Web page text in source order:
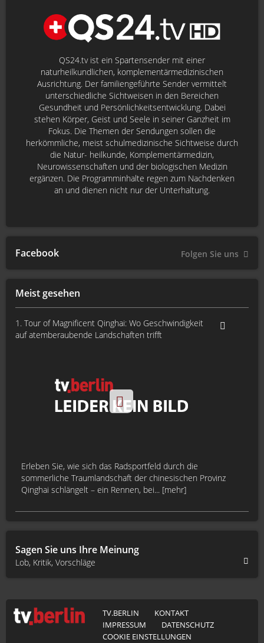
Meist gesehen
1. Tour of Magnificent Qinghai: Wo Geschwindigkeit
auf atemberaubende Landschaften trifft
Erleben Sie, wie sich das Radsportfeld durch die
sommerliche Traumlandschaft der chinesischen Provinz
Qinghai schlängelt – ein Rennen, bei... [mehr]
QS24.tv ist ein Spartensender mit einer
naturheilkundlichen, komplementärmedizinischen
Ausrichtung. Der familiengeführte Sender vermittelt
unterschiedliche Sichtweisen in den Bereichen
Gesundheit und Persönlichkeitsentwicklung. Dabei
stehen Körper, Geist und Seele in seiner Ganzheit im
Fokus. Die Themen der Sendungen sollen die
herkömmliche, meist schulmedizinische Sichtweise durch
die Natur- heilkunde, Komplementärmedizin,
Neurowissenschaften und der biologischen Medizin
ergänzen. Die Programminhalte regen zum Nachdenken
an und dienen nicht nur der Unterhaltung.
Facebook Folgen Sie uns
Sagen Sie uns Ihre Meinung
Lob, Kritik, Vorschläge
TV.BERLIN
KONTAKT
IMPRESSUM
DATENSCHUTZ
COOKIE EINSTELLUNGEN